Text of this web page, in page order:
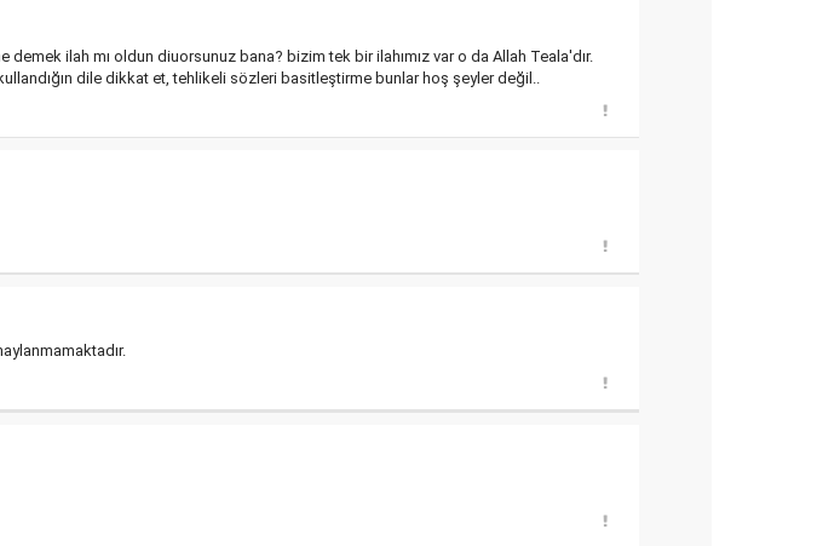
demek ilah mı oldun diuorsunuz bana? bizim tek bir ilahımız var o da Allah Teala'dır.
dile dikkat et, tehlikeli sözleri basitleştirme bunlar hoş şeyler değil..